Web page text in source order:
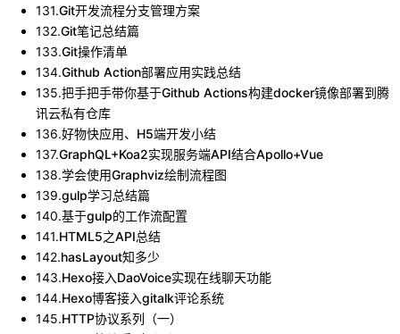
131.Git开发流程分支管理方案
132.Git笔记总结篇
133.Git操作清单
134.Github Action部署应用实践总结
135.把手把手带你基于Github Actions构建docker镜像部署到腾
讯云私有仓库
136.好物快应用、H5端开发小结
137.GraphQL+Koa2实现服务端API结合Apollo+Vue
138.学会使用Graphviz绘制流程图
139.gulp学习总结篇
140.基于gulp的工作流配置
141.HTML5之API总结
142.hasLayout知多少
143.Hexo接入DaoVoice实现在线聊天功能
144.Hexo博客接入gitalk评论系统
145.HTTP协议系列（一）